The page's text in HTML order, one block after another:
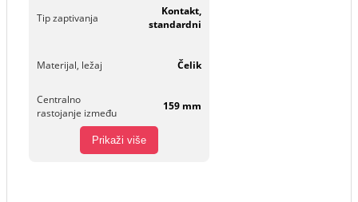
Tip zaptivanja
Kontakt,
standardni
Materijal, ležaj Čelik
Centralno
rastojanje između
159 mm
Prikaži više